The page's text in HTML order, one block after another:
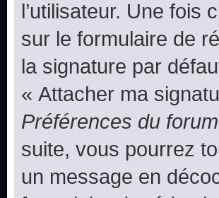
l’utilisateur. Une
sur le formulaire de
la signature par
« Attacher ma
Préférences du
suite, vous pourrez
un message en